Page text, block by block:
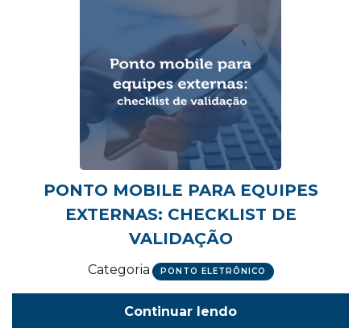
PONTO MOBILE PARA EQUIPES
EXTERNAS: CHECKLIST DE
VALIDAÇÃO
Categoria PONTO ELETRÔNICO
Continuar lendo